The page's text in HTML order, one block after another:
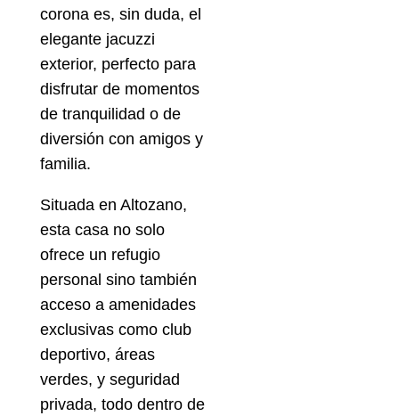
corona es, sin duda, el
elegante jacuzzi
exterior, perfecto para
disfrutar de momentos
de tranquilidad o de
diversión con amigos y
familia.
Situada en Altozano,
esta casa no solo
ofrece un refugio
personal sino también
acceso a amenidades
exclusivas como club
deportivo, áreas
verdes, y seguridad
privada, todo dentro de